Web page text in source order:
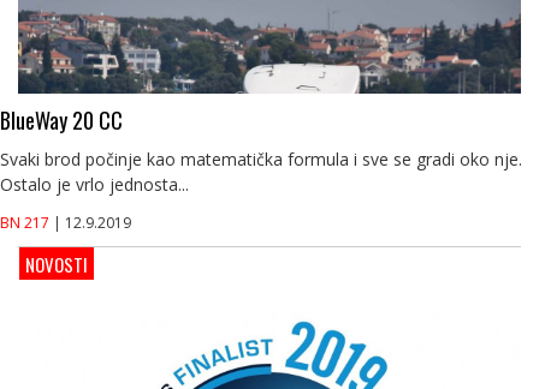
BlueWay 20 CC
Svaki brod počinje kao matematička formula i sve se gradi oko nje.
Ostalo je vrlo jednosta...
BN 217 | 12.9.2019
NOVOSTI